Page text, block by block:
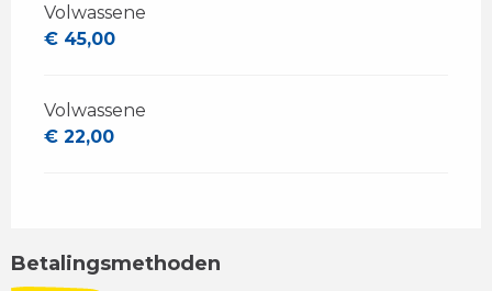
Volwassene
€ 45,00
Volwassene
€ 22,00
Betalingsmethoden